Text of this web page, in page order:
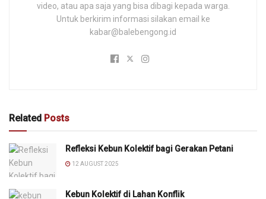
video, atau apa saja yang bisa dibagi kepada warga.
Untuk berkirim informasi silakan email ke
kabar@balebengong.id
Related Posts
Refleksi Kebun Kolektif bagi Gerakan Petani
12 AUGUST 2025
Kebun Kolektif di Lahan Konflik